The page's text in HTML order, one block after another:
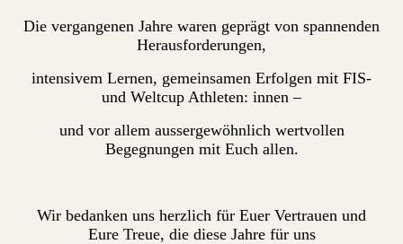
Die vergangenen Jahre waren geprägt von spannenden
Herausforderungen,
intensivem Lernen, gemeinsamen Erfolgen mit FIS-
und Weltcup Athleten: innen –
und vor allem aussergewöhnlich wertvollen
Begegnungen mit Euch allen.
Wir bedanken uns herzlich für Euer Vertrauen und
Eure Treue, die diese Jahre für uns